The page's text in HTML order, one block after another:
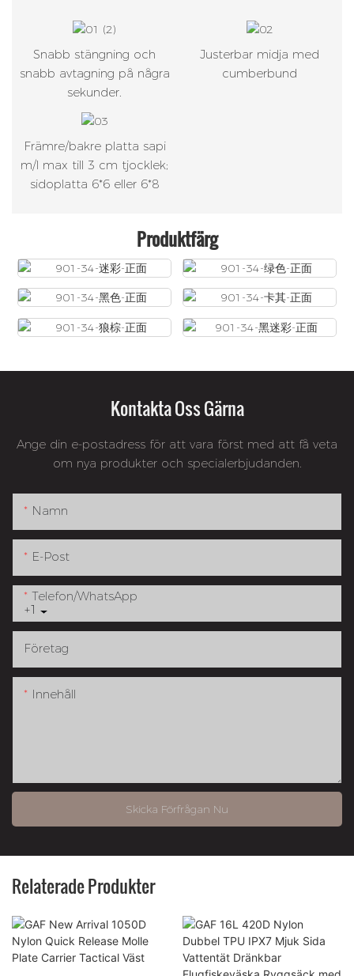
Snabb stängning och
snabb avtagning på några
sekunder.
Justerbar midja med
cumberbund
Främre/bakre platta sapi
m/l max till 3 cm tjocklek;
sidoplatta 6*6 eller 6*8
Produktfärg
Kontakta Oss Gärna
Ange din e-postadress för att vara först med att få veta
om nya produkter och specialerbjudanden.
Namn
E-Post
+1
Telefon/whatsApp
Företag
Innehåll
Skicka Förfrågan Nu
Relaterade Produkter